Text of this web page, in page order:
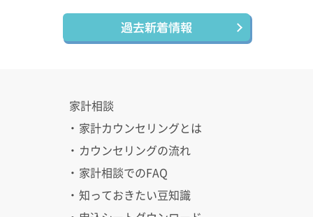
過去新着情報
家計相談
・ 家計カウンセリングとは
・ カウンセリングの流れ
・ 家計相談でのFAQ
・ 知っておきたい豆知識